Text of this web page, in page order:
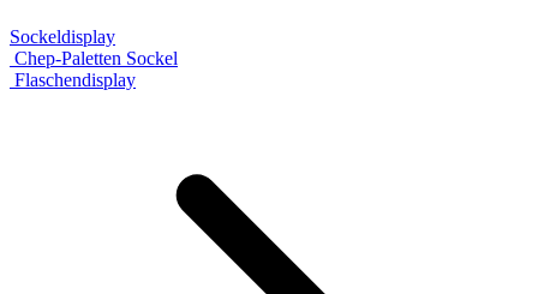
Sockeldisplay
Chep-Paletten Sockel
Flaschendisplay